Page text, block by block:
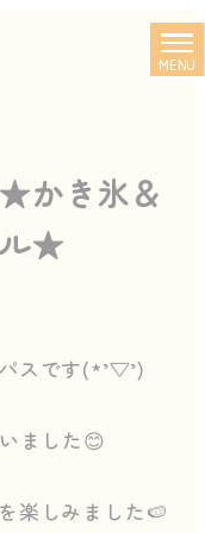
MENU
★かき氷＆
ル★
スです(*’▽’)
ました😊
楽しみました🍉